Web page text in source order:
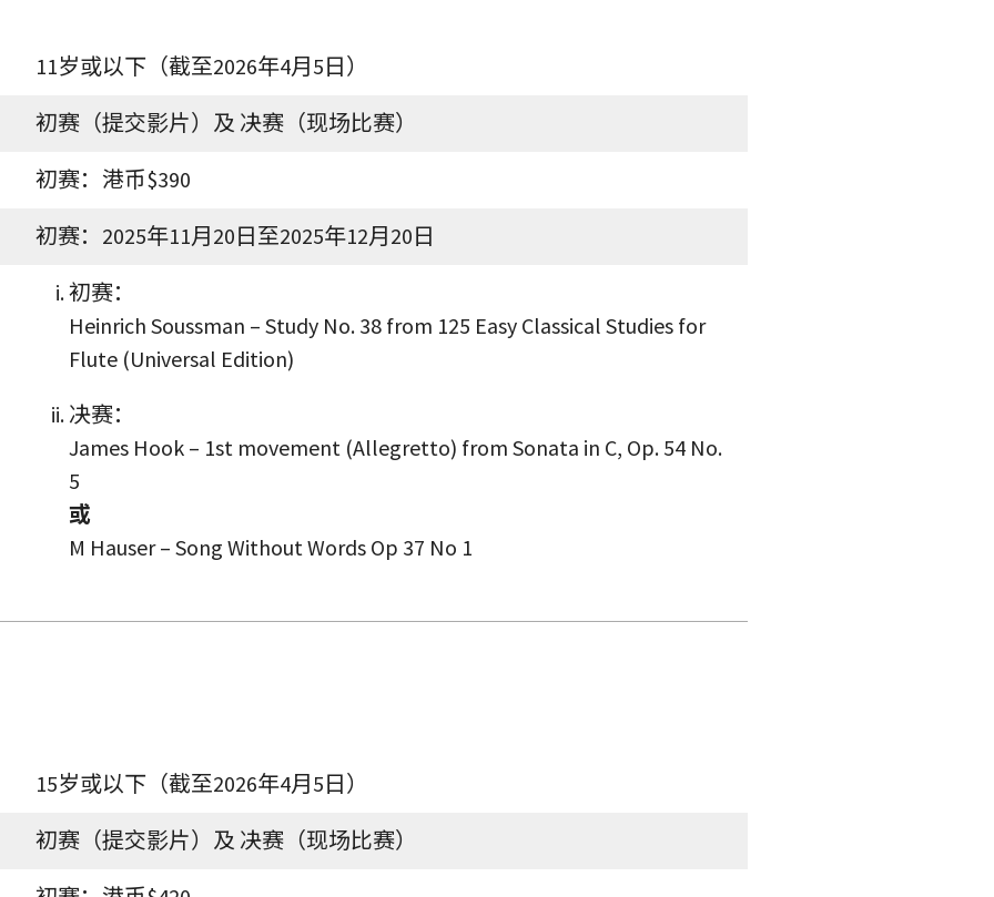
11岁或以下（截至2026年4月5日）
初赛（提交影片）及 决赛（现场比赛）
初赛：港币$390
初赛：2025年11月20日至2025年12月20日
初赛：
Heinrich Soussman – Study No. 38 from 125 Easy Classical Studies for
Flute (Universal Edition)
决赛：
James Hook – 1st movement (Allegretto) from Sonata in C, Op. 54 No.
5
或
M Hauser – Song Without Words Op 37 No 1
15岁或以下（截至2026年4月5日）
初赛（提交影片）及 决赛（现场比赛）